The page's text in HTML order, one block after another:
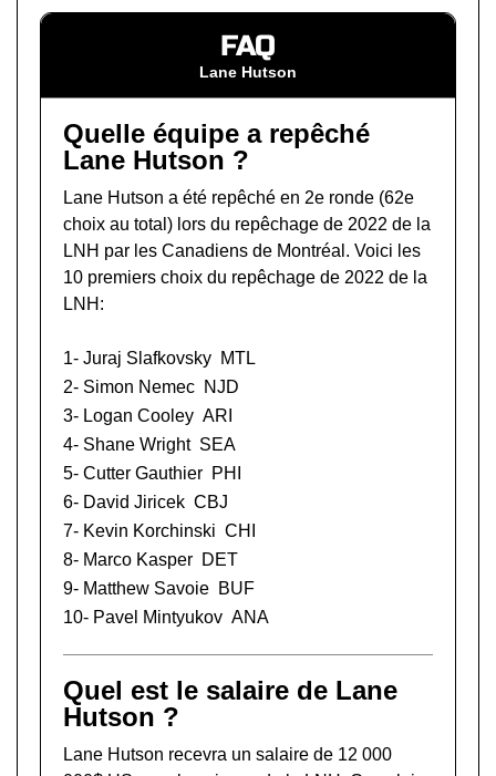
FAQ
Lane Hutson
Quelle équipe a repêché
Lane Hutson ?
Lane Hutson a été repêché en 2e ronde (62e
choix au total) lors du repêchage de 2022 de la
LNH par les Canadiens de Montréal. Voici les
10 premiers choix du repêchage de 2022 de la
LNH:
1- Juraj Slafkovsky MTL
2- Simon Nemec NJD
3- Logan Cooley ARI
4- Shane Wright SEA
5- Cutter Gauthier PHI
6- David Jiricek CBJ
7- Kevin Korchinski CHI
8- Marco Kasper DET
9- Matthew Savoie BUF
10- Pavel Mintyukov ANA
Quel est le salaire de Lane
Hutson ?
Lane Hutson recevra un salaire de 12 000